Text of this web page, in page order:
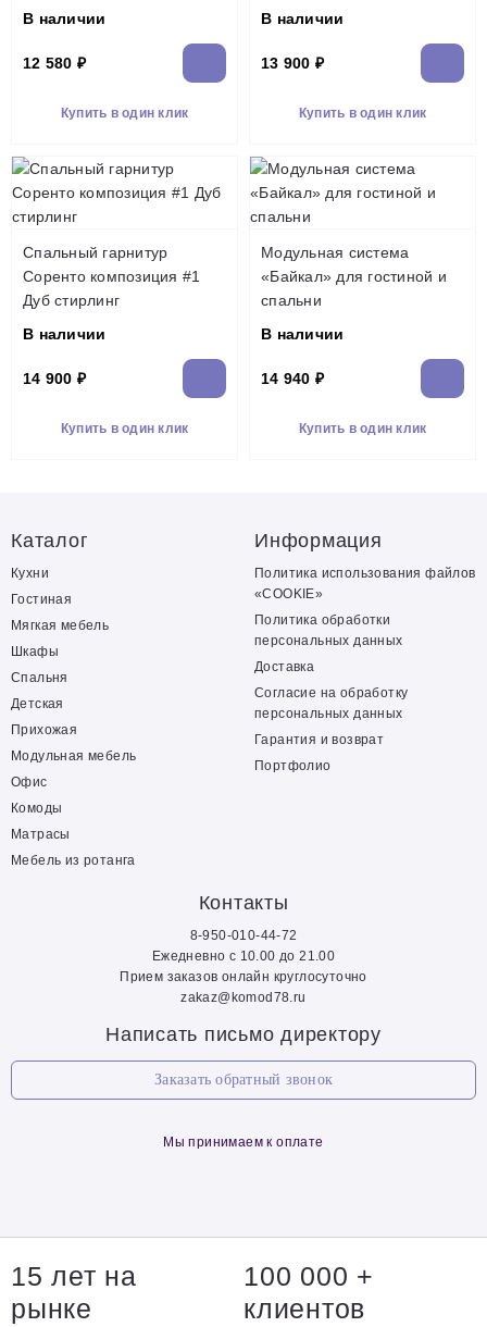
В наличии
12 580 ₽
Купить в один клик
В наличии
13 900 ₽
Купить в один клик
Спальный гарнитур
Соренто композиция #1
Дуб стирлинг
В наличии
14 900 ₽
Купить в один клик
Модульная система
«Байкал» для гостиной и
спальни
В наличии
14 940 ₽
Купить в один клик
Каталог
Кухни
Гостиная
Мягкая мебель
Шкафы
Спальня
Детская
Прихожая
Модульная мебель
Офис
Комоды
Матрасы
Мебель из ротанга
Информация
Политика использования файлов
«COOKIE»
Политика обработки
персональных данных
Доставка
Согласие на обработку
персональных данных
Гарантия и возврат
Портфолио
Контакты
8-950-010-44-72
Ежедневно с 10.00 до 21.00
Прием заказов онлайн круглосуточно
zakaz@komod78.ru
Написать письмо директору
Заказать обратный звонок
Мы принимаем к оплате
15 лет на
рынке
100 000 +
клиентов